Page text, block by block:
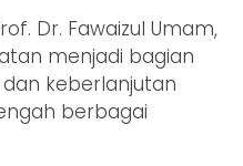
Dr. Fawaizul Umam,
menjadi bagian
keberlanjutan
berbagai